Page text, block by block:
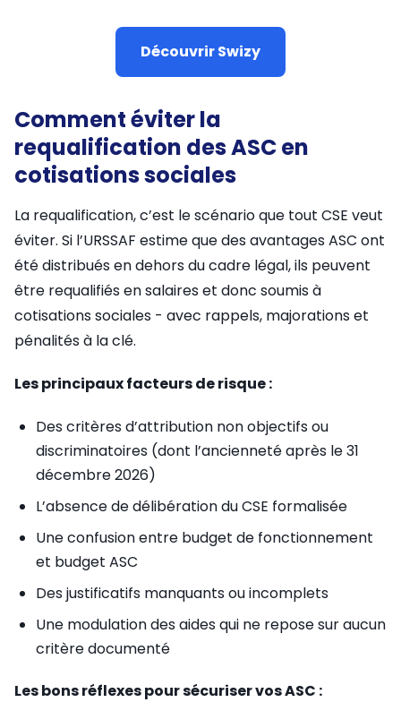
Découvrir Swizy
Comment éviter la
requalification des ASC en
cotisations sociales
La requalification, c’est le scénario que tout CSE veut
éviter. Si l’URSSAF estime que des avantages ASC ont
été distribués en dehors du cadre légal, ils peuvent
être requalifiés en salaires et donc soumis à
cotisations sociales - avec rappels, majorations et
pénalités à la clé.
Les principaux facteurs de risque :
Des critères d’attribution non objectifs ou
discriminatoires (dont l’ancienneté après le 31
décembre 2026)
L’absence de délibération du CSE formalisée
Une confusion entre budget de fonctionnement
et budget ASC
Des justificatifs manquants ou incomplets
Une modulation des aides qui ne repose sur aucun
critère documenté
Les bons réflexes pour sécuriser vos ASC :